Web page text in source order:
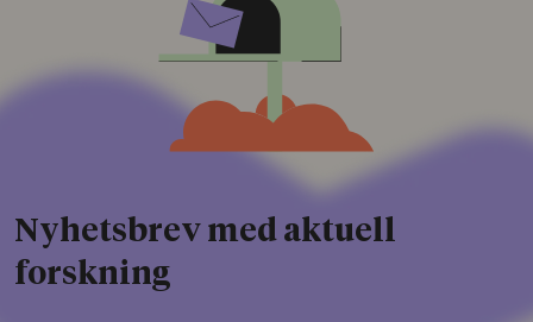
Nyhetsbrev med aktuell
forskning